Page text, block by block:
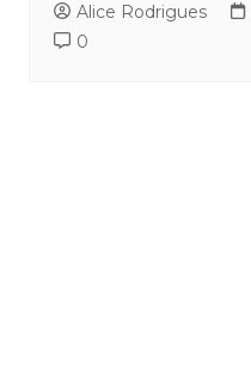
Alice Rodrigues
0